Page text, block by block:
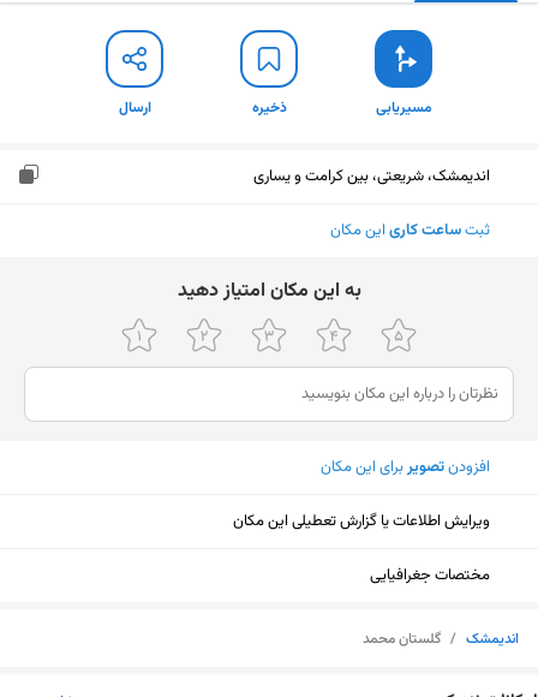
مسیریابی ذخیره ارسال
اندیمشک، شریعتی، بین کرامت و یساری
ثبتساعت کاری این مکان
ﺑﻪ اﯾﻦ ﻣﮑﺎن اﻣﺘﯿﺎز دﻫﯿﺪ
افزودنتصویربرای این مکان
ویرایش اطلاعات یا گزارش تعطیلی این مکان
مختصات جغرافیایی
اندیمشک / گلستان محمد